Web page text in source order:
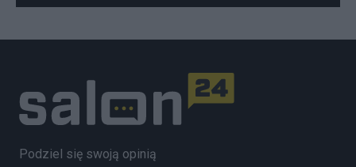
Podziel się swoją opinią